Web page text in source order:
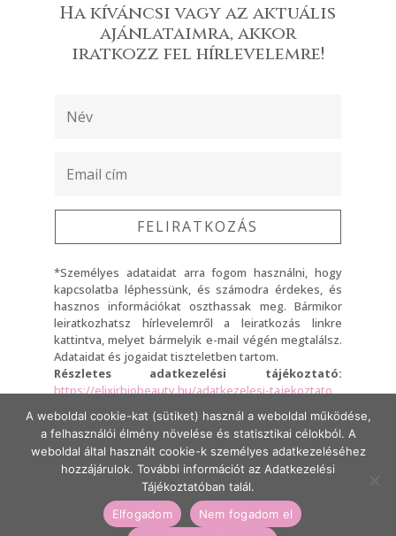
Ha kíváncsi vagy az aktuális
ajánlataimra, akkor
iratkozz fel hírlevelemre!
FELIRATKOZÁS
*Személyes adataidat arra fogom használni, hogy
kapcsolatba léphessünk, és számodra érdekes, és
hasznos információkat oszthassak meg. Bármikor
leiratkozhatsz hírlevelemről a leiratkozás linkre
kattintva, melyet bármelyik e-mail végén megtalálsz.
Adataidat és jogaidat tiszteletben tartom.
Részletes adatkezelési tájékoztató:
https://elixirbiobeauty.hu/adatkezelesi-tajekoztato
A Feliratkozásra kattintva elfogadod, hogy adataidat a
fent említett adatkezelési tájékoztató szerint fogom
kezelni.
Készítette:Beauty Marketing Experts
Creative Design
A weboldal cookie-kat (sütiket) használ a weboldal működése,
a felhasználói élmény növelése és statisztikai célokból. A
weboldal által használt cookie-k személyes adatkezeléséhez
hozzájárulok. További információt az Adatkezelési
Tájékoztatóban talál.
Elfogadom
Nem fogadom el